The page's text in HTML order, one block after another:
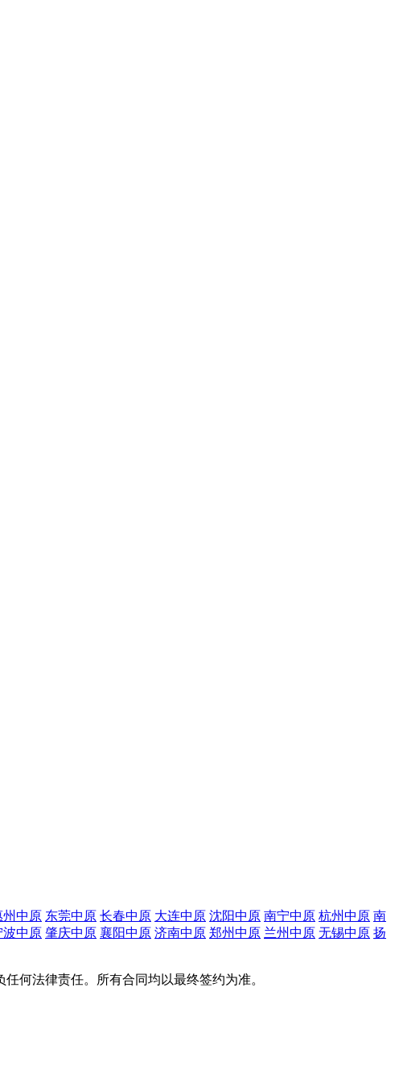
州中原 东莞中原 长春中原 大连中原 沈阳中原 南宁中原 杭州中原 南
波中原 肇庆中原 襄阳中原 济南中原 郑州中原 兰州中原 无锡中原 扬
何法律责任。所有合同均以最终签约为准。